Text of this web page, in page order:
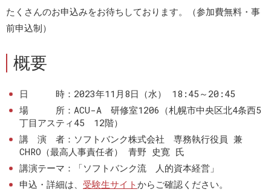
たくさんのお申込みをお待ちしております。（参加費無料・事
前申込制）
概要
日 時：2023年11月8日（水） 18:45～20:45
場 所：ACU-A 研修室1206（札幌市中央区北4条西5
丁目アスティ45 12階）
講 演 者：ソフトバンク株式会社 専務執行役員 兼
CHRO（最高人事責任者） 青野 史寛 氏
講演テーマ：「ソフトバンク流 人的資本経営」
申込・詳細は、 受験生サイトからご確認ください。